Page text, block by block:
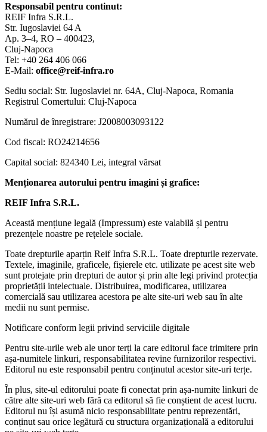
Responsabil pentru continut:
REIF Infra S.R.L.
Str. Iugoslaviei 64 A
Ap. 3–4, RO – 400423,
Cluj-Napoca
Tel: +40 264 406 066
E-Mail: office@reif-infra.ro
Sediu social: Str. Iugoslaviei nr. 64A, Cluj-Napoca, Romania
Registrul Comertului: Cluj-Napoca
Numărul de înregistrare: J2008003093122
Cod fiscal: RO24214656
Capital social: 824340 Lei, integral vărsat
Menționarea autorului pentru imagini și grafice:
REIF Infra S.R.L.
Această mențiune legală (Impressum) este valabilă și pentru
prezențele noastre pe rețelele sociale.
Toate drepturile aparțin Reif Infra S.R.L. Toate drepturile rezervate.
Textele, imaginile, graficele, fișierele etc. utilizate pe acest site web
sunt protejate prin drepturi de autor și prin alte legi privind protecția
proprietății intelectuale. Distribuirea, modificarea, utilizarea
comercială sau utilizarea acestora pe alte site-uri web sau în alte
medii nu sunt permise.
Notificare conform legii privind serviciile digitale
Pentru site-urile web ale unor terți la care editorul face trimitere prin
așa-numitele linkuri, responsabilitatea revine furnizorilor respectivi.
Editorul nu este responsabil pentru conținutul acestor site-uri terțe.
În plus, site-ul editorului poate fi conectat prin așa-numite linkuri de
către alte site-uri web fără ca editorul să fie conștient de acest lucru.
Editorul nu își asumă nicio responsabilitate pentru reprezentări,
conținut sau orice legătură cu structura organizațională a editorului